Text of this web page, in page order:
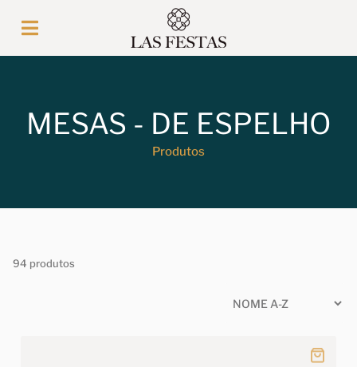
MESAS - DE ESPELHO
Produtos
94 produtos